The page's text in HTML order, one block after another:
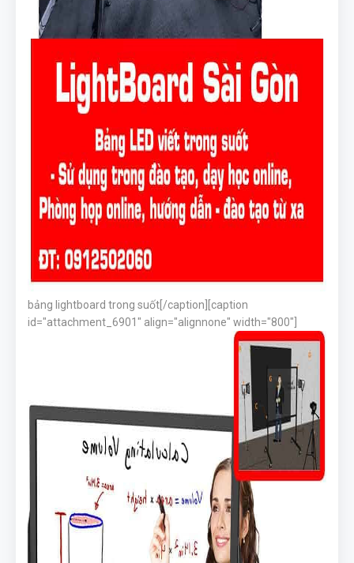
bảng lightboard trong suốt[/caption][caption
id="attachment_6901" align="alignnone" width="800"]